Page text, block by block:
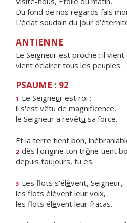
Du fond de nos regards fais
L’éclat soudain du jour
ANTIENNE
Le Seigneur est proche : il
vient éclairer tous les peuples.
PSAUME : 92
1 Le Seigneur est roi ;
il s'est vêtu de magnificence,
le Seigneur a revêtu sa force.
Et la terre tient bon,
2 dès l'origine ton trône tient
depuis toujours, tu es.
3 Les flots s'élèvent, Seigneur,
les flots élèvent leur voix,
les flots élèvent leur fracas.